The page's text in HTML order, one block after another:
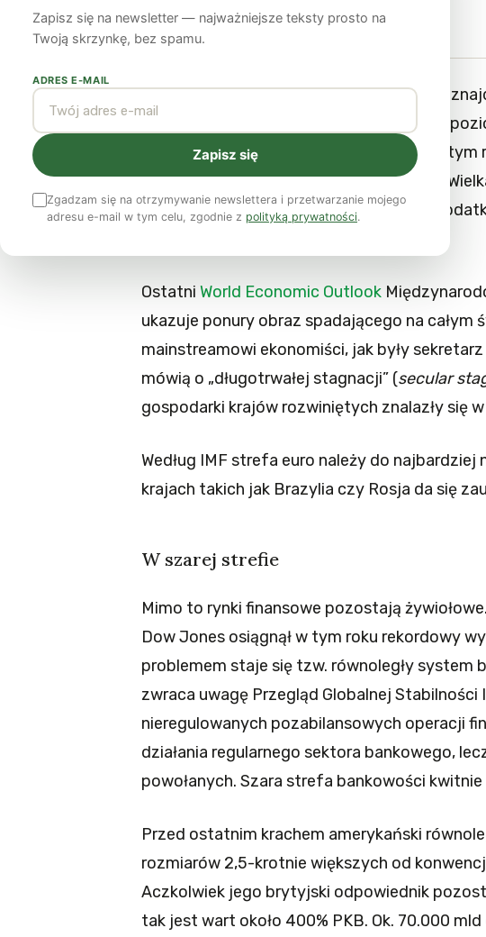
James Meadway 8 grudnia 2014
Najnowsze doniesienia wskazują, iż świat
kolejnego kryzysu finansowego. Globalny
r., przy czym pozycja „liderów” przypada
niebezpieczeństwie znajduje się również
zawirowania dotykające resztę świata,
Ostatni World Economic Outlook
ukazuje ponury obraz spadającego na
mainstreamowi ekonomiści, jak były
mówią o „długotrwałej stagnacji” (secular
gospodarki krajów rozwiniętych znalazły się
Według IMF strefa euro należy do
krajach takich jak Brazylia czy Rosja da się
W szarej strefie
Mimo to rynki finansowe pozostają
Dow Jones osiągnął w tym roku rekordowy
problemem staje się tzw. równoległy system
zwraca uwagę Przegląd Globalnej Stabilności
nieregulowanych pozabilansowych operacji
działania regularnego sektora bankowego,
powołanych. Szara strefa bankowości
Przed ostatnim krachem amerykański
rozmiarów 2,5-krotnie większych od
Aczkolwiek jego brytyjski odpowiednik
tak jest wart około 400% PKB. Ok. 70.000
Zapisz się na newsletter — najważniejsze teksty prosto na
Twoją skrzynkę, bez spamu.
ADRES E-MAIL
Zapisz się
Zgadzam się na otrzymywanie newslettera i przetwarzanie mojego
adresu e-mail w tym celu, zgodnie z polityką prywatności.